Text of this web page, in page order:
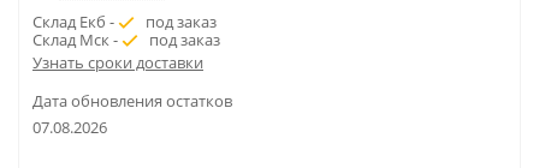
Склад Екб -
под заказ
Склад Мск -
под заказ
Узнать сроки доставки
Дата обновления остатков
07.08.2026